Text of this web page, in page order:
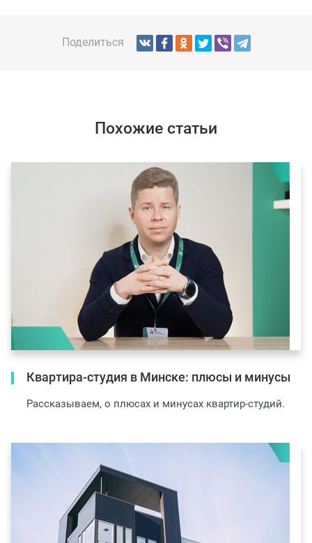
Поделиться
Похожие статьи
Квартира-студия в Минске: плюсы и минусы
Рассказываем, о плюсах и минусах квартир-студий.